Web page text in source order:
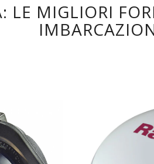
MIGLIORI